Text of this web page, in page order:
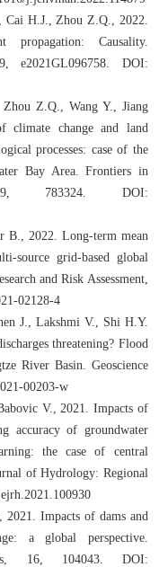
H.J., Zhou Z.Q., 2022.
Causality.
e2021GL096758. DOI:
Z.Q., Wang Y., Jiang
change and land
processes: case of the
Bay Area. Frontiers in
9, 783324. DOI:
2022. Long-term mean
source grid-based global
and Risk Assessment,
02128-4
J., Lakshmi V., Shi H.Y.
threatening? Flood
River Basin. Geoscience
00203-w
V., 2021. Impacts of
accuracy of groundwater
the case of central
of Hydrology: Regional
Impacts of dams and
a global perspective.
16, 104043. DOI: